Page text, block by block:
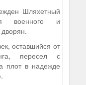
Шляхетный
военного и
оставшийся от
пересел с
плот в надежде